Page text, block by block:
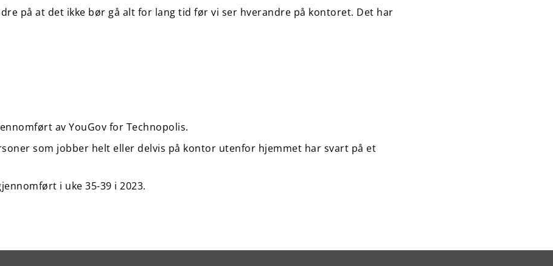
på at det ikke bør gå alt for lang tid før vi ser hverandre på kontoret. Det har
av YouGov for Technopolis.
som jobber helt eller delvis på kontor utenfor hjemmet har svart på et
i uke 35-39 i 2023.